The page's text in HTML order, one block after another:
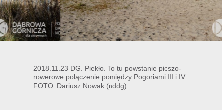
2018.11.23 DG. Piekło. To tu powstanie pieszo-
rowerowe połączenie pomiędzy Pogoriami III i IV.
FOTO: Dariusz Nowak (nddg)